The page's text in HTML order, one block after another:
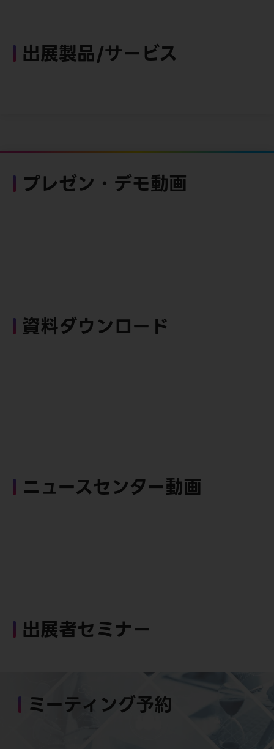
出展製品/サービス
プレゼン・デモ動画
資料ダウンロード
ニュースセンター動画
出展者セミナー
ミーティング予約